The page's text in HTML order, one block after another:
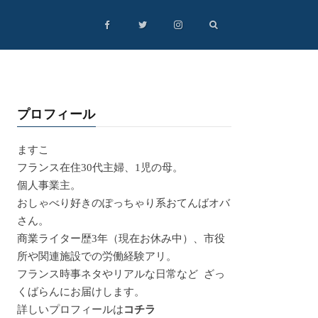
プロフィール
ますこ
フランス在住30代主婦、1児の母。
個人事業主。
おしゃべり好きのぽっちゃり系おてんばオバ
さん。
商業ライター歴3年（現在お休み中）、市役
所や関連施設での労働経験アリ。
フランス時事ネタやリアルな日常など ざっ
くばらんにお届けします。
詳しいプロフィールはコチラ